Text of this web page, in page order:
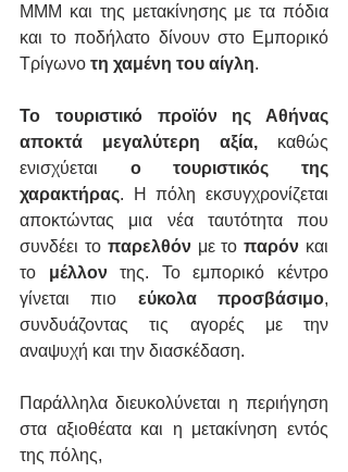
ΜΜΜ και της μετακίνησης με τα πόδια
και το ποδήλατο δίνουν στο Εμπορικό
Τρίγωνο τη χαμένη του αίγλη.
Το τουριστικό προϊόν ης Αθήνας
αποκτά μεγαλύτερη αξία, καθώς
ενισχύεται ο
τουριστικός της
χαρακτήρας. Η πόλη εκσυγχρονίζεται
αποκτώντας μια νέα ταυτότητα που
συνδέει το παρελθόν με το παρόν και
το μέλλον της. Το εμπορικό κέντρο
γίνεται πιο εύκολα προσβάσιμο,
συνδυάζοντας τις αγορές με την
αναψυχή και την διασκέδαση.
Παράλληλα διευκολύνεται η περιήγηση
στα αξιοθέατα και η μετακίνηση εντός
της πόλης,